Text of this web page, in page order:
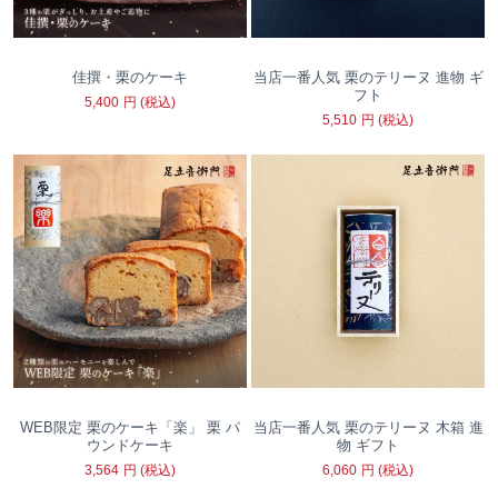
佳撰・栗のケーキ
5,400 円 (税込)
当店一番人気 栗のテリーヌ 進物 ギ
フト
5,510 円 (税込)
WEB限定 栗のケーキ「楽」 栗 パ
ウンドケーキ
3,564 円 (税込)
当店一番人気 栗のテリーヌ 木箱 進
物 ギフト
6,060 円 (税込)